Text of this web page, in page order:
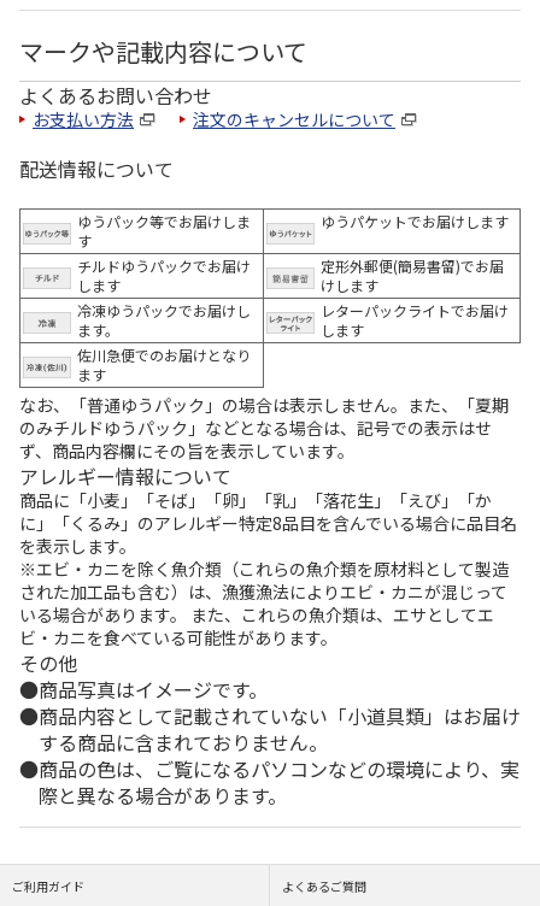
マークや記載内容について
よくあるお問い合わせ
お支払い方法 注文のキャンセルについて
配送情報について
ゆうパック等でお届けしま
す
ゆうパケットでお届けします
チルドゆうパックでお届け
します
定形外郵便(簡易書留)でお届
けします
冷凍ゆうパックでお届けし
ます。
レターパックライトでお届け
します
佐川急便でのお届けとなり
ます
なお、「普通ゆうパック」の場合は表示しません。また、「夏期
のみチルドゆうパック」などとなる場合は、記号での表示はせ
ず、商品内容欄にその旨を表示しています。
アレルギー情報について
商品に「小麦」「そば」「卵」「乳」「落花生」「えび」「か
に」「くるみ」のアレルギー特定8品目を含んでいる場合に品目名
を表示します。
※エビ・カニを除く魚介類（これらの魚介類を原材料として製造
された加工品も含む）は、漁獲漁法によりエビ・カニが混じって
いる場合があります。 また、これらの魚介類は、エサとしてエ
ビ・カニを食べている可能性があります。
その他
商品写真はイメージです。
商品内容として記載されていない「小道具類」はお届け
する商品に含まれておりません。
商品の色は、ご覧になるパソコンなどの環境により、実
際と異なる場合があります。
ご利用ガイド よくあるご質問